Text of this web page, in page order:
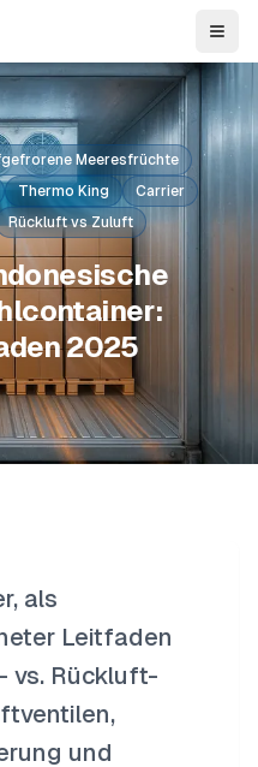
Meeresfrüchte
Thermo King
Carrier
Rückluft vs Zuluft
2025
als
Leitfaden
vs. Rückluft-
und